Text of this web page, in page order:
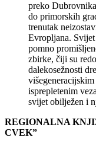
preko
do primorskih
trenutak
Evropljana.
pomno
zbirke, čiji su
dalekosežnosti
isprepletenim
svijet obilježen i
REGIONALNA
CVEK”